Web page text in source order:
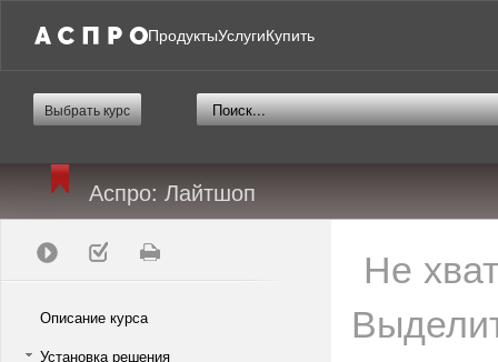
ПродуктыУслугиКупить
Выбрать курс
Аспро: Лайтшоп
Описание курса
Установка решения
Не